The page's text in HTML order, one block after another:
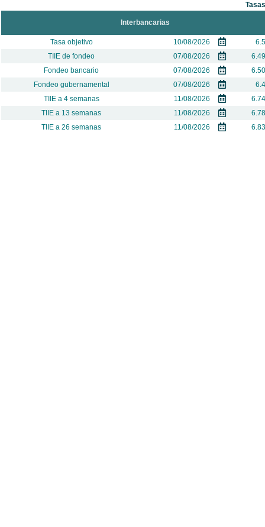
Interbancarias
Tasa objetivo 10/08/2026
TIIE de fondeo
07/08/2026
Fondeo bancario
07/08/2026
Fondeo gubernamental
07/08/2026
TIIE a 4 semanas
11/08/2026
TIIE a 13 semanas
11/08/2026
TIIE a 26 semanas
11/08/2026